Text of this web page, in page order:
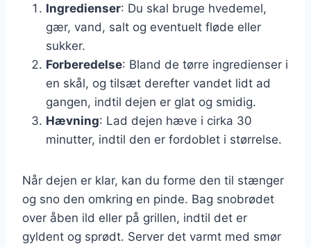
Ingredienser: Du skal bruge hvedemel,
gær, vand, salt og eventuelt fløde eller
sukker.
Forberedelse: Bland de tørre ingredienser i
en skål, og tilsæt derefter vandet lidt ad
gangen, indtil dejen er glat og smidig.
Hævning: Lad dejen hæve i cirka 30
minutter, indtil den er fordoblet i størrelse.
Når dejen er klar, kan du forme den til stænger
og sno den omkring en pinde. Bag snobrødet
over åben ild eller på grillen, indtil det er
gyldent og sprødt. Server det varmt med smør